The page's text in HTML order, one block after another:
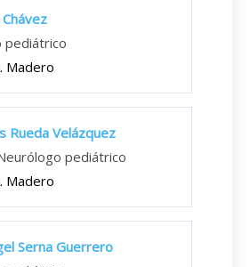
Chávez
pediátrico
Madero
Rueda Velázquez
pediátrico
Madero
Serna Guerrero